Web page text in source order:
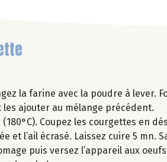
la farine avec la poudre à lever.
ajouter au mélange précédent.
Coupez les courgettes en
et l’ail écrasé. Laissez cuire 5
puis versez l’appareil aux